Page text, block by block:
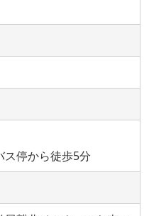
停から徒歩5分